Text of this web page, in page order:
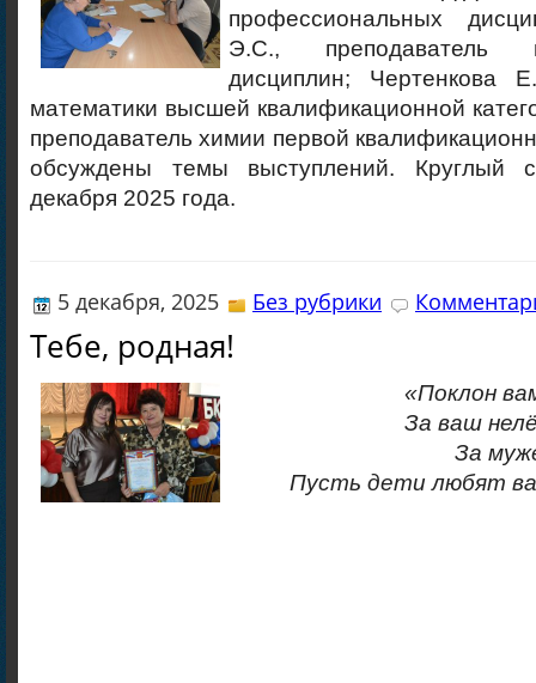
профессиональных
Э.С., преподаватель
дисциплин; Чертенкова
математики высшей квалификационной
преподаватель химии первой
обсуждены темы выступлений. Круглый
декабря 2025 года.
5 декабря, 2025 Без рубрики
Тебе, родная!
«Поклон
За ваш
За
Пусть дети любят